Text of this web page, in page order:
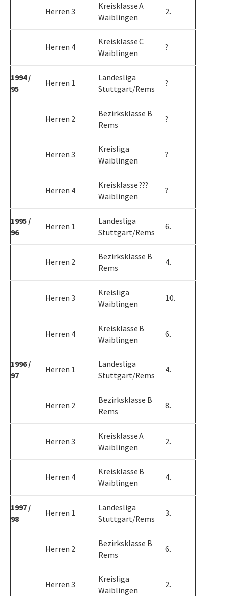
Herren 3
Kreisklasse A
Waiblingen
2.
Herren 4
Kreisklasse C
Waiblingen
?
1994 /
95
Herren 1
Landesliga
Stuttgart/Rems
?
Herren 2
Bezirksklasse B
Rems
?
Herren 3
Kreisliga
Waiblingen
?
Herren 4
Kreisklasse ???
Waiblingen
?
1995 /
96
Herren 1
Landesliga
Stuttgart/Rems
6.
Herren 2
Bezirksklasse B
Rems
4.
Herren 3
Kreisliga
Waiblingen
10.
Herren 4
Kreisklasse B
Waiblingen
6.
1996 /
97
Herren 1
Landesliga
Stuttgart/Rems
4.
Herren 2
Bezirksklasse B
Rems
8.
Herren 3
Kreisklasse A
Waiblingen
2.
Herren 4
Kreisklasse B
Waiblingen
4.
1997 /
98
Herren 1
Landesliga
Stuttgart/Rems
3.
Herren 2
Bezirksklasse B
Rems
6.
Herren 3
Kreisliga
Waiblingen
2.